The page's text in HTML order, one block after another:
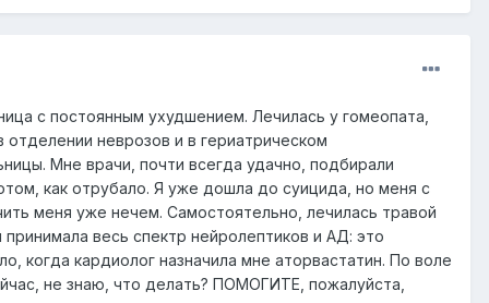
с постоянным ухудшением. Лечилась у гомеопата,
неврозов и в гериатрическом
Мне врачи, почти всегда удачно, подбирали
как отрубало. Я уже дошла до суицида, но меня с
меня уже нечем. Самостоятельно, лечилась травой
весь спектр нейролептиков и АД: это
когда кардиолог назначила мне аторвастатин. По воле
не знаю, что делать? ПОМОГИТЕ, пожалуйста,